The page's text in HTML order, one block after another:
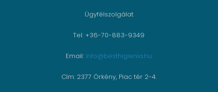
Ügyfélszolgálat
Tel: +36-70-883-9349
Email: info@besthigienia.hu
Cím: 2377 Örkény, Piac tér 2-4.